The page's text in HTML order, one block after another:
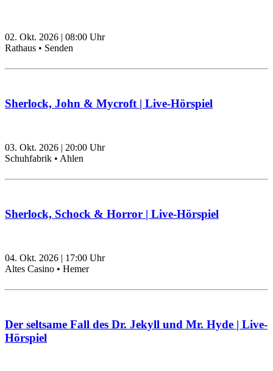
02. Okt. 2026 | 08:00 Uhr
Rathaus • Senden
Sherlock, John & Mycroft | Live-Hörspiel
03. Okt. 2026 | 20:00 Uhr
Schuhfabrik • Ahlen
Sherlock, Schock & Horror | Live-Hörspiel
04. Okt. 2026 | 17:00 Uhr
Altes Casino • Hemer
Der seltsame Fall des Dr. Jekyll und Mr. Hyde | Live-
Hörspiel